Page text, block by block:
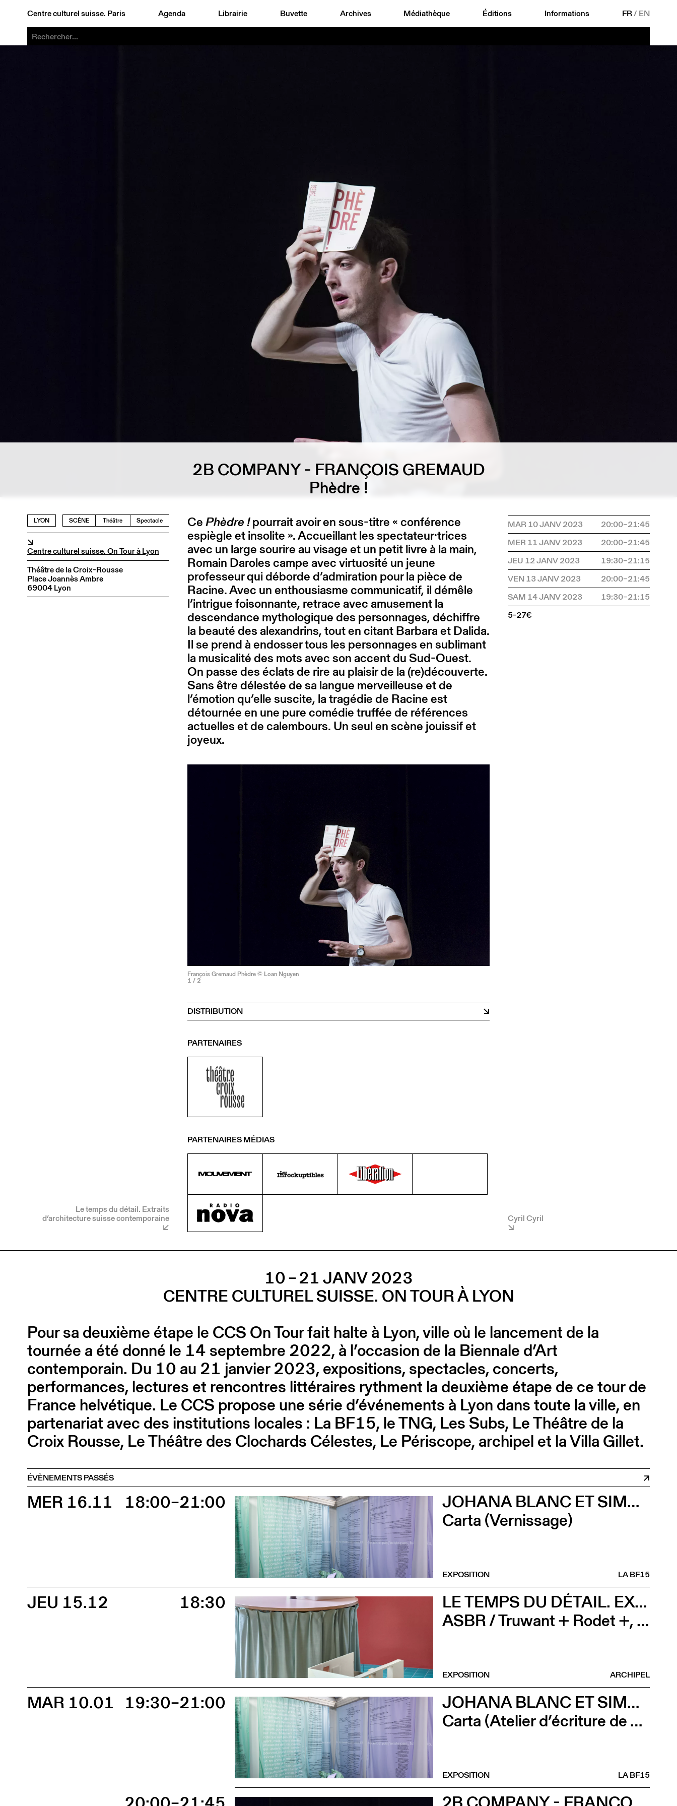
Centre culturel suisse. Paris Agenda Librairie Buvette Archives Médiathèque Éditions Informations FR/ EN
2B COMPANY - FRANÇOIS GREMAUD
Phèdre !
LYON SCÈNE Théâtre Spectacle
↘
Centre culturel suisse. On Tour à Lyon
Théâtre de la Croix-Rousse
Place Joannès Ambre
69004 Lyon
Le temps du détail. Extraits
d’architecture suisse contemporaine
CePhèdre !pourrait avoir en sous-titre « conférence
espiègle et insolite ». Accueillant les spectateur·trices
avec un large sourire au visage et un petit livre à la main,
Romain Daroles campe avec virtuosité un jeune
professeur qui déborde d’admiration pour la pièce de
Racine. Avec un enthousiasme communicatif, il démêle
l’intrigue foisonnante, retrace avec amusement la
descendance mythologique des personnages, déchiffre
la beauté des alexandrins, tout en citant Barbara et Dalida.
Il se prend à endosser tous les personnages en sublimant
la musicalité des mots avec son accent du Sud-Ouest.
On passe des éclats de rire au plaisir de la (re)découverte.
Sans être délestée de sa langue merveilleuse et de
l’émotion qu’elle suscite, la tragédie de Racine est
détournée en une pure comédie truffée de références
actuelles et de calembours. Un seul en scène jouissif et
joyeux.
François Gremaud Phèdre © Loan Nguyen
1 / 2
DISTRIBUTION
PARTENAIRES
PARTENAIRES MÉDIAS
MAR 10 JANV 2023
20:00–21:45
MER 11 JANV 2023
20:00–21:45
JEU 12 JANV 2023
19:30–21:15
VEN 13 JANV 2023
20:00–21:45
SAM 14 JANV 2023
19:30–21:15
5-27€
Cyril Cyril
10 – 21 JANV 2023
CENTRE CULTUREL SUISSE. ON TOUR À LYON
Pour sa deuxième étape le CCS On Tour fait halte à Lyon, ville où le lancement de la
tournée a été donné le 14 septembre 2022, à l’occasion de la Biennale d’Art
contemporain. Du 10 au 21 janvier 2023, expositions, spectacles, concerts,
performances, lectures et rencontres littéraires rythment la deuxième étape de ce tour de
France helvétique. Le CCS propose une série d’événements à Lyon dans toute la ville, en
partenariat avec des institutions locales : La BF15, le TNG, Les Subs, Le Théâtre de la
Croix Rousse, Le Théâtre des Clochards Célestes, Le Périscope, archipel et la Villa Gillet.
ÉVÈNEMENTS PASSÉS
MER 16.11 18:00–21:00
JOHANA BLANC ET SIMONE HOLLIGER
Carta (Vernissage)
LA BF15
EXPOSITION
JEU 15.12 18:30
LE TEMPS DU DÉTAIL. EXTRAITS D’ARCHITECTURE SUISSE CONTEMPORAINE
ASBR / Truwant + Rodet +, Boltshauser Architekten AG, Buol & Zünd, COCI, Wilfried Dechau, Rahbaran Hürzeler Architects, Rapin Saiz Architectes (Vernissage)
ARCHIPEL
EXPOSITION
MAR 10.01 19:30–21:00
JOHANA BLANC ET SIMONE HOLLIGER
Carta (Atelier d’écriture de Johana Blanc)
LA BF15
EXPOSITION